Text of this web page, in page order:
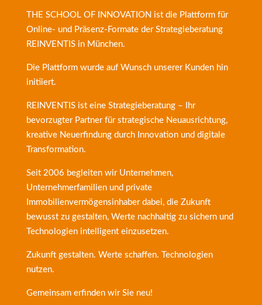
THE SCHOOL OF INNOVATION ist die Plattform für
Online- und Präsenz-Formate der Strategieberatung
REINVENTISin München.
Die Plattform wurde auf Wunsch unserer Kunden hin
initiiert.
REINVENTIS ist eine Strategieberatung – Ihr
bevorzugter Partner für strategische Neuausrichtung,
kreative Neuerfindung durch Innovation und digitale
Transformation.
Seit 2006 begleiten wir Unternehmen,
Unternehmerfamilien und private
Immobilienvermögensinhaber dabei, die Zukunft
bewusst zu gestalten, Werte nachhaltig zu sichern und
Technologien intelligent einzusetzen.
Zukunft gestalten. Werte schaffen. Technologien
nutzen.
Gemeinsam erfinden wir Sie neu!